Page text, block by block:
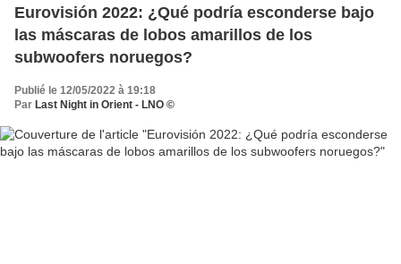
Eurovisión 2022: ¿Qué podría esconderse bajo
las máscaras de lobos amarillos de los
subwoofers noruegos?
Publié le 12/05/2022 à 19:18
Par Last Night in Orient - LNO ©